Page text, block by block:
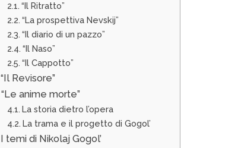
“Il Ritratto”
“La prospettiva Nevskij”
“Il diario di un pazzo”
“Il Naso”
“Il Cappotto”
“Il Revisore”
“Le anime morte”
La storia dietro l’opera
La trama e il progetto di Gogol’
I temi di Nikolaj Gogol’